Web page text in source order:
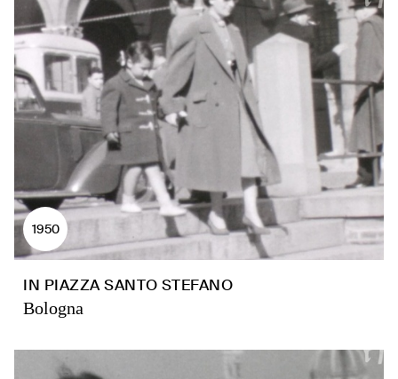
1950
IN PIAZZA SANTO STEFANO
Bologna